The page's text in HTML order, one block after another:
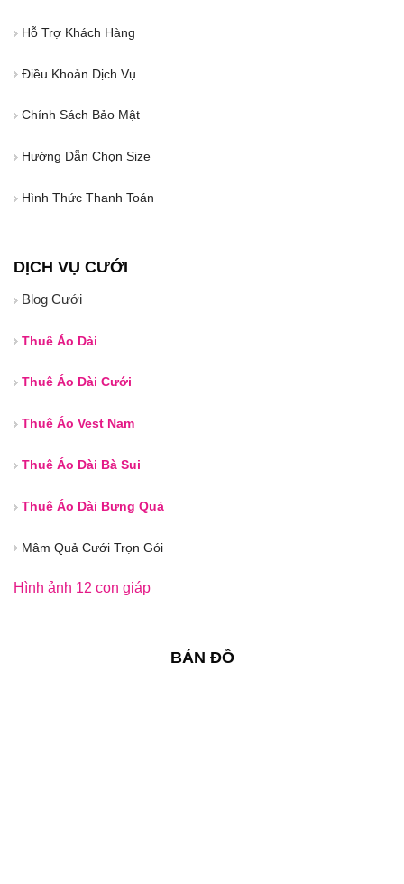
Hỗ Trợ Khách Hàng
Điều Khoản Dịch Vụ
Chính Sách Bảo Mật
Hướng Dẫn Chọn Size
Hình Thức Thanh Toán
DỊCH VỤ CƯỚI
Blog Cưới
Thuê Áo Dài
Thuê Áo Dài Cưới
Thuê Áo Vest Nam
Thuê Áo Dài Bà Sui
Thuê Áo Dài Bưng Quả
Mâm Quả Cưới Trọn Gói
Hình ảnh 12 con giáp
BẢN ĐỒ